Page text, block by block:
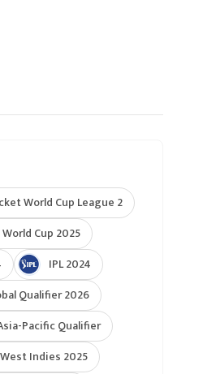
World Cup League 2
Cup 2025
IPL 2024
Qualifier 2026
Pacific Qualifier
Indies 2025